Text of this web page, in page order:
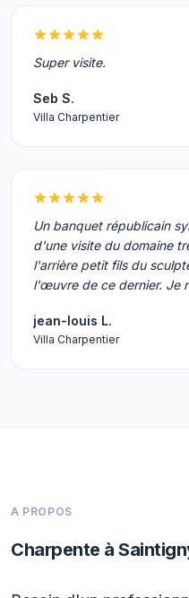
Super visite.
Seb S.
Villa Charpentier
Un banquet républicain
d'une visite du domaine
l'arrière petit fils du
l'œuvre de ce dernier. Je
jean-louis L.
Villa Charpentier
A PROPOS
Charpente à